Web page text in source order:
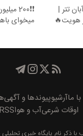
آبان تتر |
هویت🔥
میخوای
ماآرشیوپیوند‌ها و
اوقات شرعیآب و هواRSS
ذکر نام پايگاه خبری تحليلی